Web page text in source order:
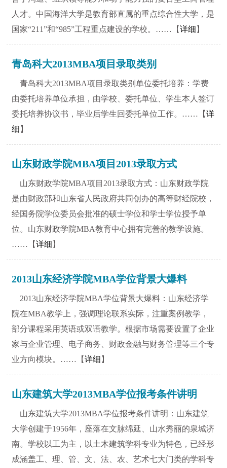
1 2 3 4 5 6 8
人才。中国海洋大学是教育部直属的重点综合性大学，是
国家“211”和“985”工程重点建设的学校。……【详细 】
青岛科大2013MBA项目录取类别
青岛科大2013MBA项目录取类别单位委托培养：学费
由委托培养单位承担，由学校、委托单位、学生本人签订
委托培养协议书，毕业后学生回委托单位工作。……【详
细 】
山东财政学院MBA项目2013录取方式
山东财政学院MBA项目2013录取方式：山东财政学院
是由财政部和山东省人民政府共同创办的高等财经院校，
经国务院学位委员会批准的硕士学位和学士学位授予单
位。山东财政学院MBA教育中心拥有完善的教学设施。
……【详细 】
2013山东经济学院MBA学位背景大爆料
2013山东经济学院MBA学位背景大爆料：山东经济学
院在MBA教学上，强调理论联系实际，注重案例教学，
部分课程采用英语或双语教学。根据市场需要设置了企业
家与企业管理、电子商务、财政金融与财务管理等三个专
业方向模块。……【详细 】
山东建筑大学2013MBA学位报考条件讲明
山东建筑大学2013MBA学位报考条件讲明：山东建筑
大学创建于1956年，座落在文脉绵延、山水秀丽的泉城济
南。学校以工为主，以土木建筑学科专业为特色，已经形
成涵盖工、理、管、文、法、农、艺术七大门类的学科专